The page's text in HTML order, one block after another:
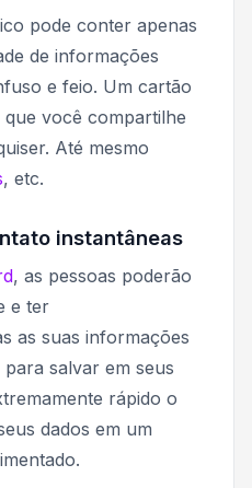
pode conter apenas
de informações
e feio. Um cartão
que você compartilhe
Até mesmo
, etc.
instantâneas
, as pessoas poderão
e ter
as suas informações
salvar em seus
rápido o
dados em um